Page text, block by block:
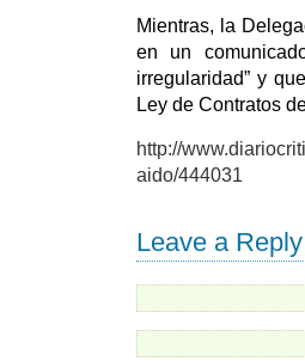
Mientras, la
en un
irregularidad” y
Ley de Contratos
http://
aido/444031
Leave a Reply